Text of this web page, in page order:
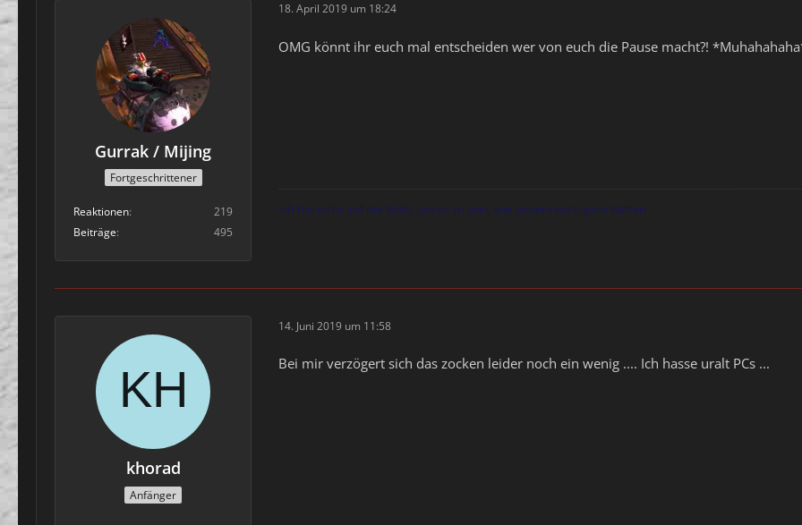
Gurrak / Mijing
Fortgeschrittener
Reaktionen
219
Beiträge
495
18. April 2019 um 18:24
OMG könnt ihr euch mal entscheiden wer von euch die Pause macht?!
Ich bin nicht auf der Welt, um so zu sein, wie andere mich gern hätten.
khorad
Anfänger
14. Juni 2019 um 11:58
Bei mir verzögert sich das zocken leider noch ein wenig .... Ich hasse uralt PCs ...